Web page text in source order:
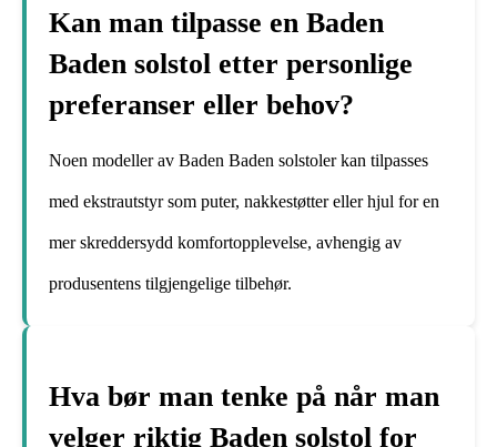
Kan man tilpasse en Baden
Baden solstol etter personlige
preferanser eller behov?
Noen modeller av Baden Baden solstoler kan tilpasses
med ekstrautstyr som puter, nakkestøtter eller hjul for en
mer skreddersydd komfortopplevelse, avhengig av
produsentens tilgjengelige tilbehør.
Hva bør man tenke på når man
velger riktig Baden solstol for